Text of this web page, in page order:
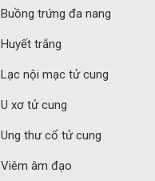
Buồng trứng đa nang
Huyết trắng
Lạc nội mạc tử cung
U xơ tử cung
Ung thư cổ tử cung
Viêm âm đạo